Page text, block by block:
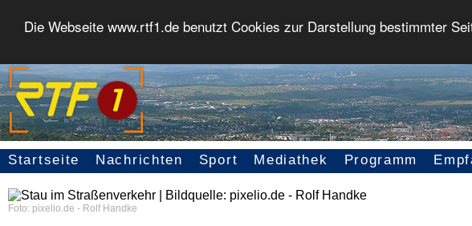
Die Webseite www.rtf1.de benutzt Cookies zur Darstellung bestimmter
Seitennavigation
Startseite Nachrichten Sport Mediathek Programm
Foto: pixelio.de - Rolf Handke